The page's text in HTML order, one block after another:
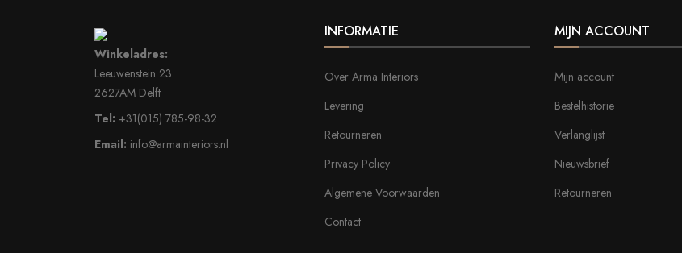
Winkeladres:
Leeuwenstein 23
2627AM Delft
Tel: +31(015) 785-98-32
Email: info@armainteriors.nl
INFORMATIE
Over Arma Interiors
Levering
Retourneren
Privacy Policy
Algemene Voorwaarden
Contact
MIJN ACCOUNT
Mijn account
Bestelhistorie
Verlanglijst
Nieuwsbrief
Retourneren